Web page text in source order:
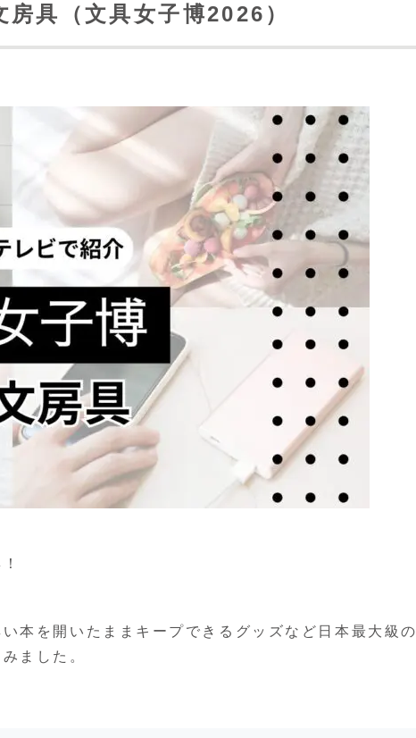
具（文具女子博2026）
本を開いたままキープできるグッズなど日本最大級の
ました。